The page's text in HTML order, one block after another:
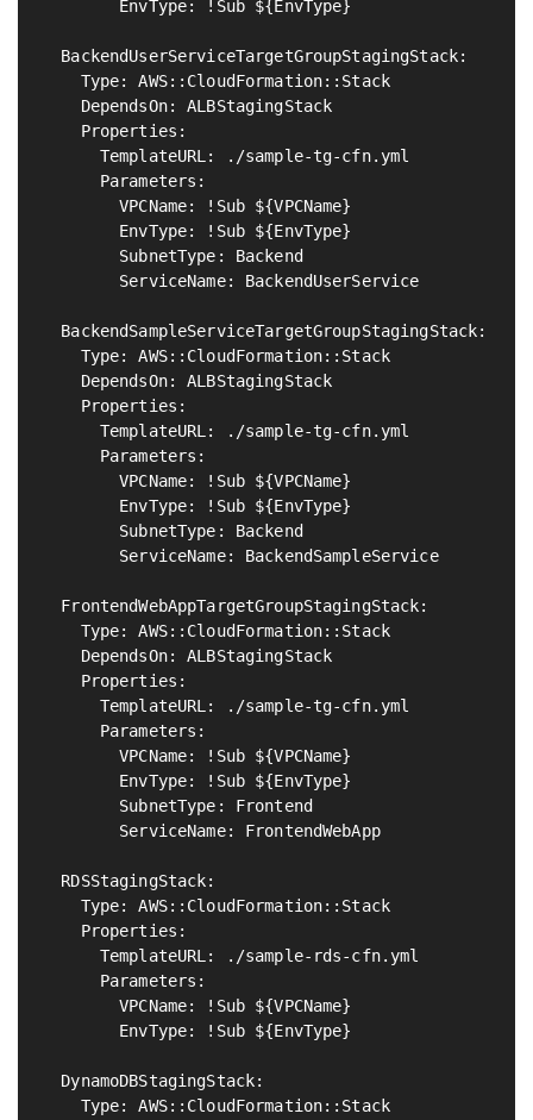
        EnvType: !Sub ${EnvType}
BackendUserServiceTargetGroupStagingStack:
    Type: AWS::CloudFormation::Stack
    DependsOn: ALBStagingStack
    Properties:
      TemplateURL: ./sample-tg-cfn.yml
      Parameters:
        VPCName: !Sub ${VPCName}
        EnvType: !Sub ${EnvType}
        SubnetType: Backend
        ServiceName: BackendUserService
BackendSampleServiceTargetGroupStagingStack:
    Type: AWS::CloudFormation::Stack
    DependsOn: ALBStagingStack
    Properties:
      TemplateURL: ./sample-tg-cfn.yml
      Parameters:
        VPCName: !Sub ${VPCName}
        EnvType: !Sub ${EnvType}
        SubnetType: Backend
        ServiceName: BackendSampleService
FrontendWebAppTargetGroupStagingStack:
    Type: AWS::CloudFormation::Stack
    DependsOn: ALBStagingStack
    Properties:
      TemplateURL: ./sample-tg-cfn.yml
      Parameters:
        VPCName: !Sub ${VPCName}
        EnvType: !Sub ${EnvType}
        SubnetType: Frontend
        ServiceName: FrontendWebApp
RDSStagingStack:
    Type: AWS::CloudFormation::Stack
    Properties:
      TemplateURL: ./sample-rds-cfn.yml
      Parameters:
        VPCName: !Sub ${VPCName}
        EnvType: !Sub ${EnvType}
DynamoDBStagingStack:
    Type: AWS::CloudFormation::Stack